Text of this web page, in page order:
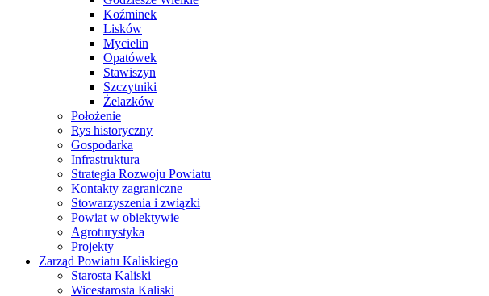
Koźminek
Lisków
Mycielin
Opatówek
Stawiszyn
Szczytniki
Żelazków
Położenie
Rys historyczny
Gospodarka
Infrastruktura
Strategia Rozwoju Powiatu
Kontakty zagraniczne
Stowarzyszenia i związki
Powiat w obiektywie
Agroturystyka
Projekty
Zarząd Powiatu Kaliskiego
Starosta Kaliski
Wicestarosta Kaliski